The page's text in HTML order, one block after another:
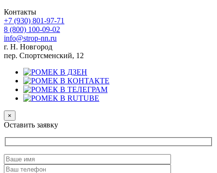
Контакты
+7 (930) 801-97-71
8 (800) 100-09-02
info@strop-nn.ru
г. Н. Новгород
пер. Спортсменский, 12
×
Оставить заявку